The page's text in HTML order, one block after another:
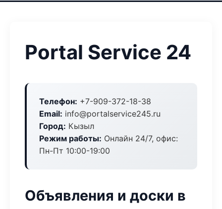
Portal Service 24
Телефон: +7-909-372-18-38
Email: info@portalservice245.ru
Город: Кызыл
Режим работы: Онлайн 24/7, офис:
Пн-Пт 10:00-19:00
Объявления и доски в